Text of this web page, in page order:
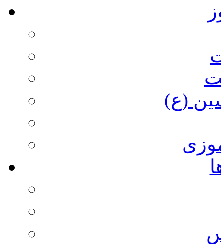
(ع)